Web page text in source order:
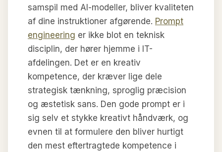
samspil med AI-modeller, bliver kvaliteten
af dine instruktioner afgørende. Prompt
engineering er ikke blot en teknisk
disciplin, der hører hjemme i IT-
afdelingen. Det er en kreativ
kompetence, der kræver lige dele
strategisk tænkning, sproglig præcision
og æstetisk sans. Den gode prompt er i
sig selv et stykke kreativt håndværk, og
evnen til at formulere den bliver hurtigt
den mest eftertragtede kompetence i